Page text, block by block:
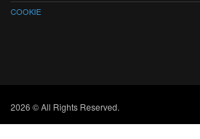
COOKIE
2026 © All Rights Reserved.